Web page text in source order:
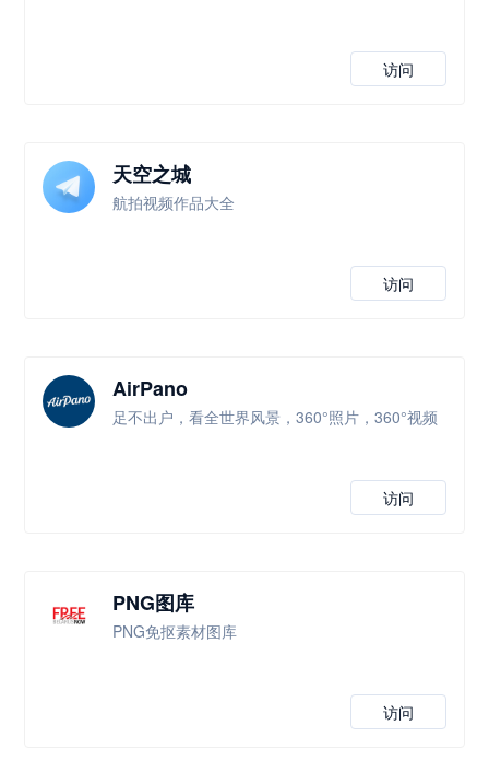
访问
天空之城
航拍视频作品大全
访问
AirPano
足不出户，看全世界风景，360°照片，360°视频
访问
PNG图库
PNG免抠素材图库
访问